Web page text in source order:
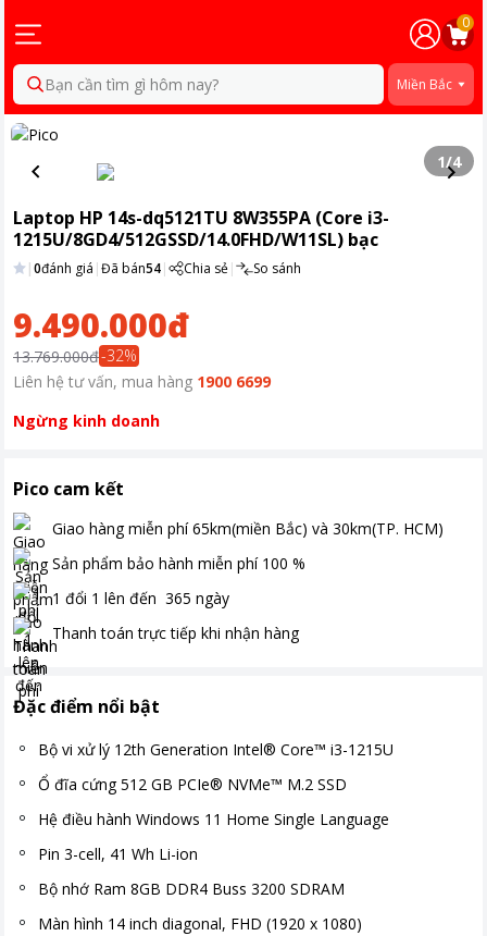
0
Bạn cần tìm gì hôm nay? Miền Bắc
1/4
Laptop HP 14s-dq5121TU 8W355PA (Core i3-
1215U/8GD4/512GSSD/14.0FHD/W11SL) bạc
|0đánh giá |Đã bán54| Chia sẻ| So sánh
9.490.000đ
13.769.000đ-32%
Liên hệ tư vấn, mua hàng 1900 6699
Ngừng kinh doanh
Pico cam kết
Giao hàng miễn phí 65km(miền Bắc) và 30km(TP. HCM)
Sản phẩm bảo hành miễn phí 100 %
1 đổi 1 lên đến 365 ngày
Thanh toán trực tiếp khi nhận hàng
Đặc điểm nổi bật
Bộ vi xử lý 12th Generation Intel® Core™ i3-1215U
Ổ đĩa cứng 512 GB PCIe® NVMe™ M.2 SSD
Hệ điều hành Windows 11 Home Single Language
Pin 3-cell, 41 Wh Li-ion
Bộ nhớ Ram 8GB DDR4 Buss 3200 SDRAM
Màn hình 14 inch diagonal, FHD (1920 x 1080)